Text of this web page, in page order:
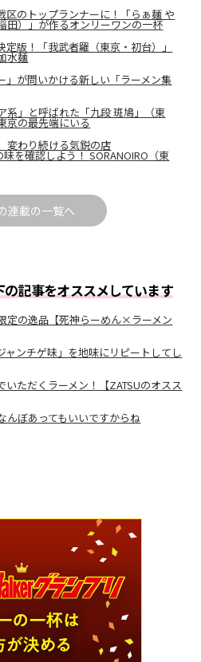
区のトップランナーに！「らぁ麺 や
田）」が作るオンリーワンの一杯
版！「我武者羅（東京・初台）」
水麺
」が問いかける新しい「ラーメン集
系」と呼ばれた「九段 斑鳩」（東
京の最先端にいる
変わり続ける気鋭の店
味を確認しよう！ SORANOIRO（東
連載の一覧へ
記事をオススメしています
定の逸品【死神らーめん×ラーメン
ャンチゲ味」を地味にリピートしてし
ただくラーメン！【ZATSUのオスス
んぼあってもいいですからね